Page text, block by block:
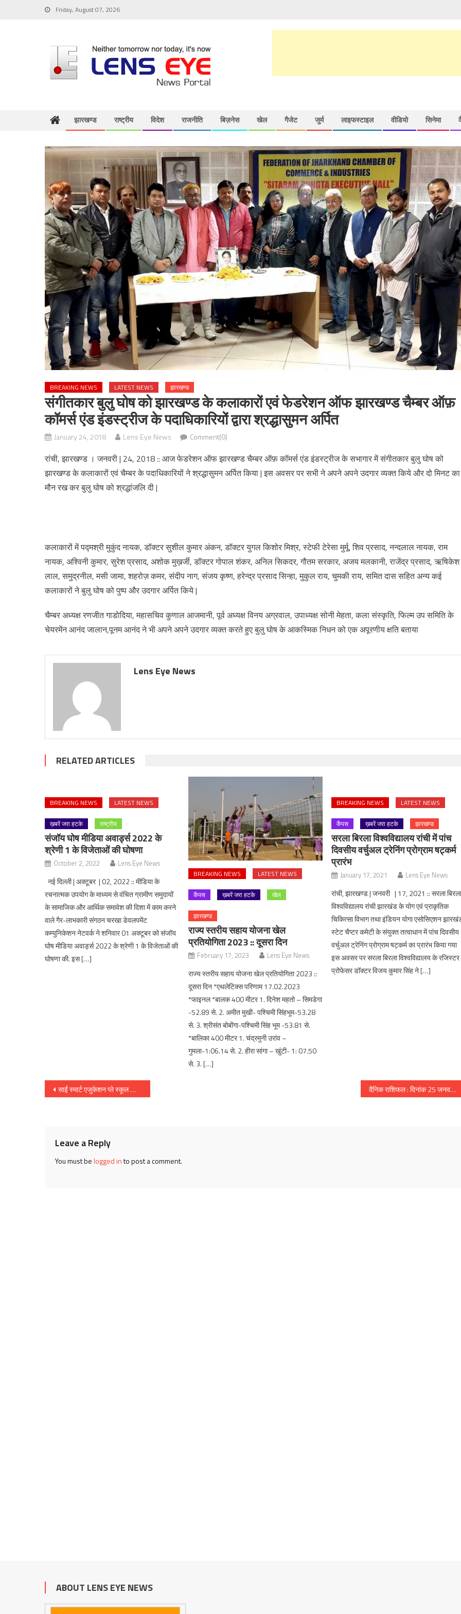
Friday, August 07, 2026
झारखण्ड राष्ट्रीय विदेश राजनीति बिज़नेस खेल गैजेट जुर्म लाइफस्टाइल वीडियो सिनेमा
BREAKING NEWS LATEST NEWS झारखण्ड
संगीतकार बुलु घोष को झारखण्ड के कलाकारों एवं फेडरेशन ऑफ झारखण्ड चैम्बर ऑफ़
कॉमर्स एंड इंडस्ट्रीज के पदाधिकारियों द्वारा श्रद्धासुमन अर्पित
January 24, 2018 Lens Eye News Comment(0)
रांची, झारखण्ड । जनवरी | 24, 2018 :: आज फेडरेशन ऑफ झारखण्ड चैम्बर ऑफ़ कॉमर्स एंड इंडस्ट्रीज के सभागार में संगीतकार बुलु घोष को
झारखण्ड के कलाकारों एवं चैम्बर के पदाधिकारियों ने श्रद्धासुमन अर्पित किया | इस अवसर पर सभी ने अपने अपने उदगार व्यक्त किये और दो मिनट का
मौन रख कर बुलु घोष को श्रद्धांजलि दी |
कलाकारों में पद्मश्री मुकुंद नायक, डॉक्टर सुशील कुमार अंकन, डॉक्टर युगल किशोर मिश्र, स्टेफी टेरेसा मुर्मू, शिव प्रसाद, नन्दलाल नायक, राम
नायक, अश्विनी कुमार, सुरेश प्रसाद, अशोक मुख़र्जी, डॉक्टर गोपाल शंकर, अनिल सिकदर, गौतम सरकार, अजय मलकानी, राजेंद्र प्रसाद, ऋषिकेश
लाल, समुद्रनील, मसी जामा, शहरोज़ कमर, संदीप नाग, संजय कृष्ण, हरेन्द्र प्रसाद सिन्हा, मुकुल राय, चुमकी राय, समित दास सहित अन्य कई
कलाकारों ने बुलु घोष को पुष्प और उदगार अर्पित किये |
चैम्बर अध्यक्ष रणजीत गाडोदिया, महासचिव कुणाल आजमानी, पूर्व अध्यक्ष विनय अग्रवाल, उपाध्यक्ष सोनी मेहता, कला संस्कृति, फिल्म उप समिति के
चेयरमेंन आनंद जालान,पूनम आनंद ने भी अपने अपने उदगार व्यक्त करते हुए बुलु घोष के आकस्मिक निधन को एक अपूरणीय क्षति बताया
Lens Eye News
RELATED ARTICLES
BREAKING NEWS LATEST NEWS
ख़बरें जरा हटके राष्ट्रीय
संजॉय घोष मीडिया अवार्ड्स 2022 के
श्रेणी 1 के विजेताओं की घोषणा
October 2, 2022 Lens Eye News
नई दिल्ली | अक्टूबर | 02, 2022 :: मीडिया के
रचनात्मक उपयोग के माध्यम से वंचित ग्रामीण समुदायों
के सामाजिक और आर्थिक समावेश की दिशा में काम करने
वाले गैर-लाभकारी संगठन चरखा डेवलपमेंट
कम्युनिकेशन नेटवर्क ने शनिवार 01 अक्टूबर को संजॉय
घोष मीडिया अवार्ड्स 2022 के श्रेणी 1 के विजेताओं की
घोषणा की. इस […]
BREAKING NEWS LATEST NEWS
कैंपस ख़बरें जरा हटके खेल
झारखण्ड
राज्य स्तरीय सहाय योजना खेल
प्रतियोगिता 2023 :: दूसरा दिन
February 17, 2023 Lens Eye News
राज्य स्तरीय सहाय योजना खेल प्रतियोगिता 2023 ::
दूसरा दिन *एथलेटिक्स परिणाम 17.02.2023
*फाइनल *बालक 400 मीटर 1. दिनेश महतो – सिमडेगा
-52.89 से. 2. अमीत मुखी- पश्चिमी सिंहभूम-53.28
से. 3. श्रीसंत बोबोंगा-पश्चिमी सिंह भूम -53.81 से.
*बालिका 400 मीटर 1. चंद्रमुनी उरांव –
गुमला-1:06.14 से. 2. हीरा सांगा – खुंटी- 1: 07.50
से. 3. […]
BREAKING NEWS LATEST NEWS
कैंपस ख़बरें जरा हटके झारखण्ड
सरला बिरला विश्वविद्यालय रांची में पांच
दिवसीय वर्चुअल ट्रेनिंग प्रोग्राम षट्कर्म
प्रारंभ
January 17, 2021 Lens Eye News
रांची, झारखण्ड | जनवरी | 17, 2021 :: सरला
विश्वविद्यालय रांची झारखंड के योग एवं प्राकृतिक
चिकित्सा विभाग तथा इंडियन योगा एसोसिएशन
स्टेट चैप्टर कमेटी के संयुक्त तत्वाधान में पांच दिवसीय
वर्चुअल ट्रेनिंग प्रोग्राम षट्कर्म का प्रारंभ किया गया
इस अवसर पर सरला बिरला विश्वविद्यालय के रजिस्टर
प्रोफेसर डॉक्टर विजय कुमार सिंह ने […]
Post
साईं स्मार्ट एजुकेशन प्ले स्कूल का उद्घाटन दैनिक राशिफल : दिनांक 25 जनवरी 2018, दिन गुरुवार :: ज्योतिष शास्त्री स्वामी दिव्यानंद ( डॉ सुनील बर्मन )
Leave a Reply
You must belogged into post a comment.
ABOUT LENS EYE NEWS